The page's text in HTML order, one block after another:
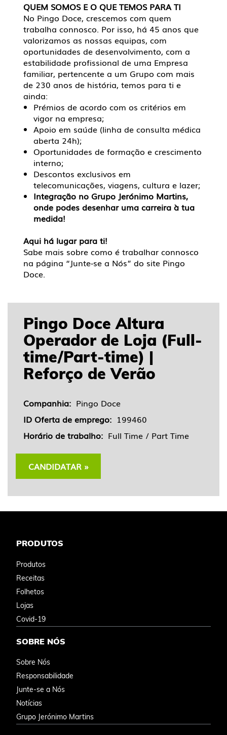
QUEM SOMOS E O QUE TEMOS PARA TI
No Pingo Doce, crescemos com quem
trabalha connosco. Por isso, há 45 anos que
valorizamos as nossas equipas, com
oportunidades de desenvolvimento, com a
estabilidade profissional de uma Empresa
familiar, pertencente a um Grupo com mais
de 230 anos de história, temos para ti e
ainda:
Prémios de acordo com os critérios em
vigor na empresa;
Apoio em saúde (linha de consulta médica
aberta 24h);
Oportunidades de formação e crescimento
interno;
Descontos exclusivos em
telecomunicações, viagens, cultura e lazer;
Integração no Grupo Jerónimo Martins,
onde podes desenhar uma carreira à tua
medida!
Aqui há lugar para ti!
Sabe mais sobre como é trabalhar connosco
na página “Junte-se a Nós” do site Pingo
Doce.
Pingo Doce Altura
Operador de Loja (Full-
time/Part-time) |
Reforço de Verão
Companhia: Pingo Doce
ID Oferta de emprego: 199460
Horário de trabalho: Full Time / Part Time
CANDIDATAR »
PRODUTOS
Produtos
Receitas
Folhetos
Lojas
Covid-19
SOBRE NÓS
Sobre Nós
Responsabilidade
Junte-se a Nós
Notícias
Grupo Jerónimo Martins